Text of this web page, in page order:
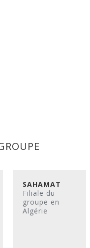
SAHAMAT
Filiale du
groupe en
Algérie